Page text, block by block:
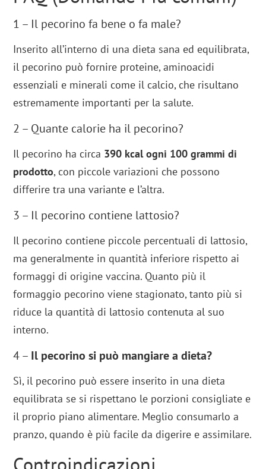
1 – Il pecorino fa bene o fa male?
Inserito all’interno di una dieta sana ed equilibrata,
il pecorino può fornire proteine, aminoacidi
essenziali e minerali come il calcio, che risultano
estremamente importanti per la salute.
2 – Quante calorie ha il pecorino?
Il pecorino ha circa 390 kcal ogni 100 grammi di
prodotto, con piccole variazioni che possono
differire tra una variante e l’altra.
3 – Il pecorino contiene lattosio?
Il pecorino contiene piccole percentuali di lattosio,
ma generalmente in quantità inferiore rispetto ai
formaggi di origine vaccina. Quanto più il
formaggio pecorino viene stagionato, tanto più si
riduce la quantità di lattosio contenuta al suo
interno.
4 – Il pecorino si può mangiare a dieta?
Sì, il pecorino può essere inserito in una dieta
equilibrata se si rispettano le porzioni consigliate e
il proprio piano alimentare. Meglio consumarlo a
pranzo, quando è più facile da digerire e assimilare.